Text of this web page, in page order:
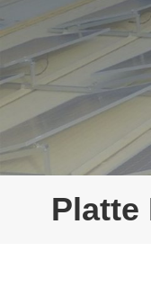
Platte